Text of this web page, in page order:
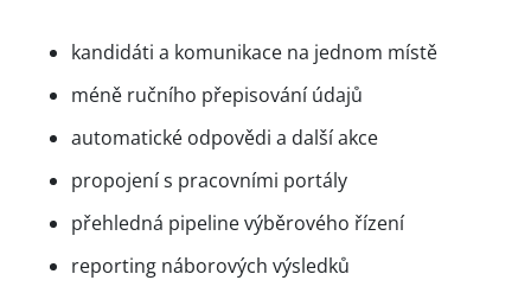
kandidáti a komunikace na jednom místě
méně ručního přepisování údajů
automatické odpovědi a další akce
propojení s pracovními portály
přehledná pipeline výběrového řízení
reporting náborových výsledků